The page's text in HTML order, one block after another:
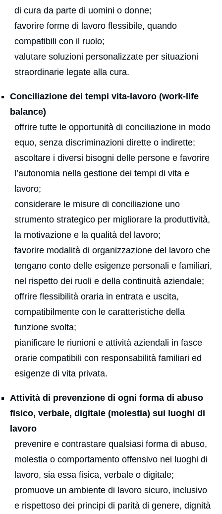
di cura da parte di uomini o donne;
favorire forme di lavoro flessibile, quando
compatibili con il ruolo;
valutare soluzioni personalizzate per situazioni
straordinarie legate alla cura.
Conciliazione dei tempi vita-lavoro (work-life
balance)
offrire tutte le opportunità di conciliazione in modo
equo, senza discriminazioni dirette o indirette;
ascoltare i diversi bisogni delle persone e favorire
l’autonomia nella gestione dei tempi di vita e
lavoro;
considerare le misure di conciliazione uno
strumento strategico per migliorare la produttività,
la motivazione e la qualità del lavoro;
favorire modalità di organizzazione del lavoro che
tengano conto delle esigenze personali e familiari,
nel rispetto dei ruoli e della continuità aziendale;
offrire flessibilità oraria in entrata e uscita,
compatibilmente con le caratteristiche della
funzione svolta;
pianificare le riunioni e attività aziendali in fasce
orarie compatibili con responsabilità familiari ed
esigenze di vita privata.
Attività di prevenzione di ogni forma di abuso
fisico, verbale, digitale (molestia) sui luoghi di
lavoro
prevenire e contrastare qualsiasi forma di abuso,
molestia o comportamento offensivo nei luoghi di
lavoro, sia essa fisica, verbale o digitale;
promuove un ambiente di lavoro sicuro, inclusivo
e rispettoso dei principi di parità di genere, dignità